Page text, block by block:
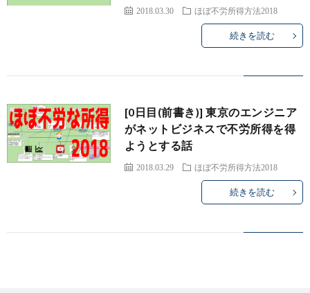
2018.03.30 ほぼ不労所得方法2018
続きを読む
[0日目(前書き)] 東京のエンジニア
がネットビジネスで不労所得を得
ようとする話
2018.03.29 ほぼ不労所得方法2018
続きを読む